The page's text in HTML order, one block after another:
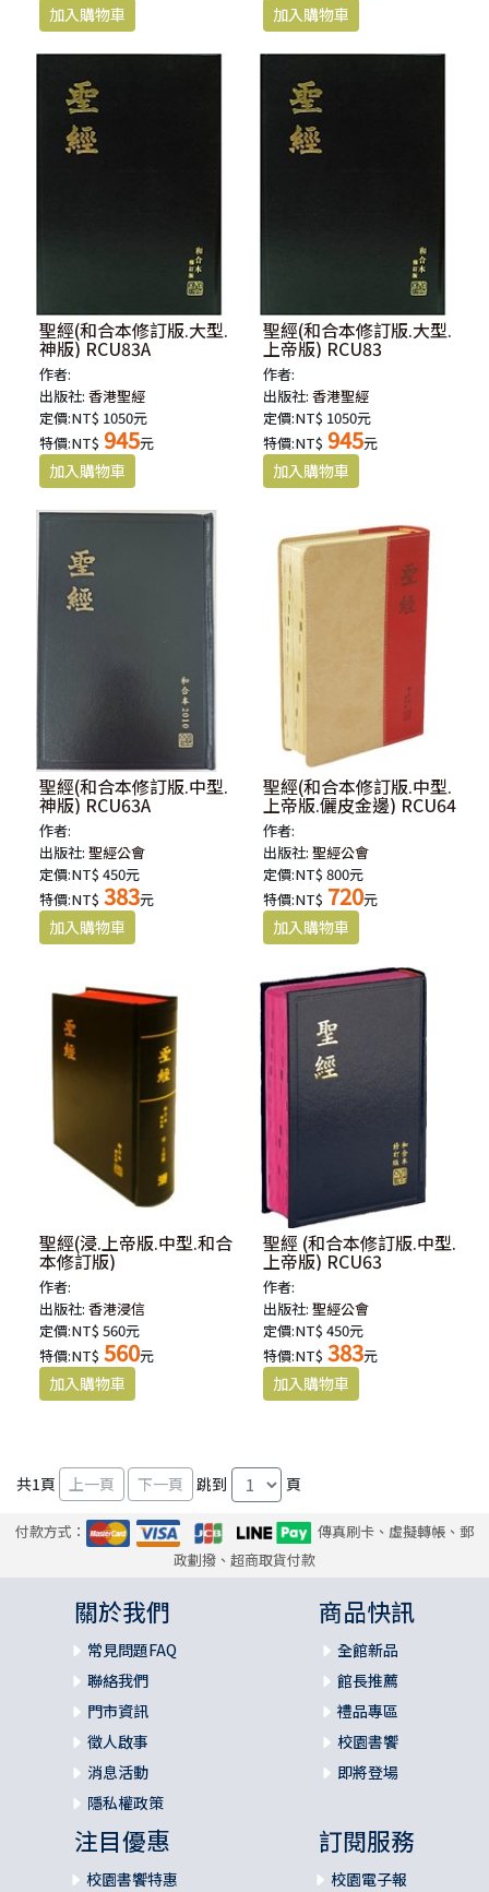
聖經(和合本修訂版.大型.
神版) RCU83A
作者:
出版社:香港聖經
定價:NT$ 1050元
特價:NT$ 945元
聖經(和合本修訂版.大型.
上帝版) RCU83
作者:
出版社:香港聖經
定價:NT$ 1050元
特價:NT$ 945元
聖經(和合本修訂版.中型.
神版) RCU63A
作者:
出版社:聖經公會
定價:NT$ 450元
特價:NT$ 383元
聖經(和合本修訂版.中型.
上帝版.儷皮金邊) RCU64
作者:
出版社:聖經公會
定價:NT$ 800元
特價:NT$ 720元
聖經(浸.上帝版.中型.和合
本修訂版)
作者:
出版社:香港浸信
定價:NT$ 560元
特價:NT$ 560元
聖經 (和合本修訂版.中型.
上帝版) RCU63
作者:
出版社:聖經公會
定價:NT$ 450元
特價:NT$ 383元
共1頁 跳到 頁
付款方式：
傳真刷卡、虛擬轉帳、郵
政劃撥、超商取貨付款
關於我們
常見問題FAQ
聯絡我們
門市資訊
徵人啟事
消息活動
隱私權政策
商品快訊
全館新品
館長推薦
禮品專區
校園書饗
即將登場
注目優惠
校園書饗特惠
訂閱服務
校園電子報